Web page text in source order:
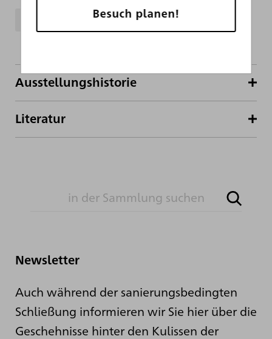
Alte Malerei (vor 1800)
Ausstellungshistorie
Literatur
Newsletter
Auch während der sanierungsbedingten
Schließung informieren wir Sie hier über die
Geschehnisse hinter den Kulissen der
Besuch planen!